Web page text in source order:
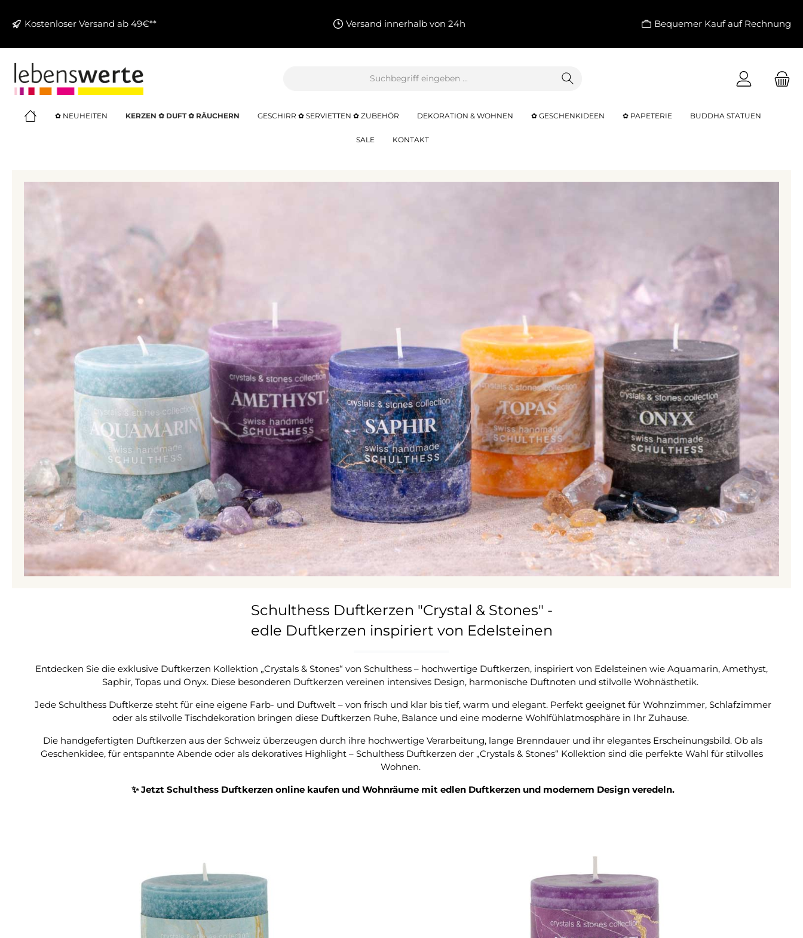
Kostenloser Versand ab 49€**
Versand innerhalb von 24h Bequemer Kauf auf Rechnung
✿ NEUHEITEN KERZEN ✿ DUFT ✿ RÄUCHERN GESCHIRR ✿ SERVIETTEN ✿ ZUBEHÖR DEKORATION & WOHNEN ✿ GESCHENKIDEEN ✿ PAPETERIE BUDDHA STATUEN
SALE KONTAKT
Schulthess Duftkerzen "Crystal & Stones" -
edle Duftkerzen inspiriert von Edelsteinen
Entdecken Sie die exklusive Duftkerzen Kollektion „Crystals & Stones“ von Schulthess – hochwertige Duftkerzen, inspiriert von Edelsteinen wie Aquamarin, Amethyst,
Saphir, Topas und Onyx. Diese besonderen Duftkerzen vereinen intensives Design, harmonische Duftnoten und stilvolle Wohnästhetik.
Jede Schulthess Duftkerze steht für eine eigene Farb- und Duftwelt – von frisch und klar bis tief, warm und elegant. Perfekt geeignet für Wohnzimmer, Schlafzimmer
oder als stilvolle Tischdekoration bringen diese Duftkerzen Ruhe, Balance und eine moderne Wohlfühlatmosphäre in Ihr Zuhause.
Die handgefertigten Duftkerzen aus der Schweiz überzeugen durch ihre hochwertige Verarbeitung, lange Brenndauer und ihr elegantes Erscheinungsbild. Ob als
Geschenkidee, für entspannte Abende oder als dekoratives Highlight – Schulthess Duftkerzen der „Crystals & Stones“ Kollektion sind die perfekte Wahl für stilvolles
Wohnen.
✨ Jetzt Schulthess Duftkerzen online kaufen und Wohnräume mit edlen Duftkerzen und modernem Design veredeln.